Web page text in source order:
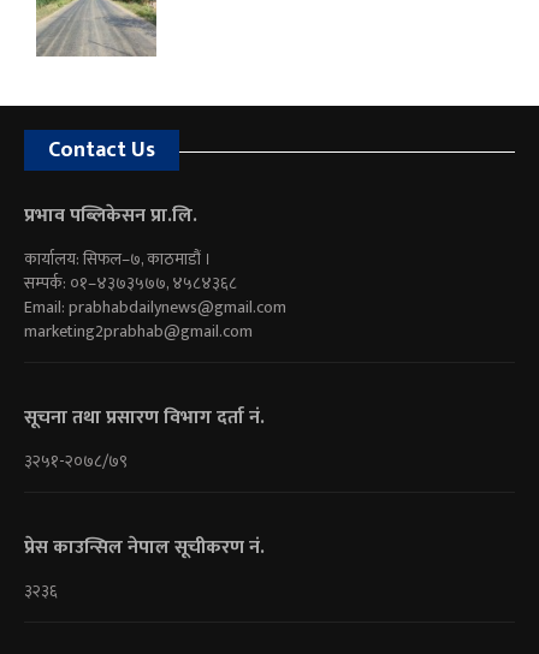
Contact Us
प्रभाव पब्लिकेसन प्रा.लि.
कार्यालय: सिफल–७, काठमाडौं ।
सम्पर्क: ०१–४३७३५७७, ४५८४३६८
Email:prabhabdailynews@gmail.com
marketing2prabhab@gmail.com
सूचना तथा प्रसारण विभाग दर्ता नं.
३२५१-२०७८/७९
प्रेस काउन्सिल नेपाल सूचीकरण नं.
३२३६